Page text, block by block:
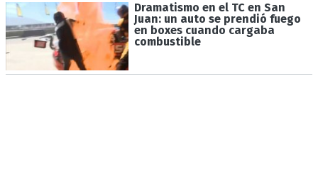
Dramatismo en el TC en San
Juan: un auto se prendió fuego
en boxes cuando cargaba
combustible